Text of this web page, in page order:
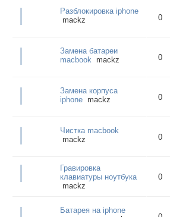
Разблокировка iphone
mackz
0
Замена батареи
macbook mackz 0
Замена корпуса
iphone mackz 0
Чистка macbook
mackz
0
Гравировка
клавиатуры ноутбука
mackz
0
Батарея на iphone